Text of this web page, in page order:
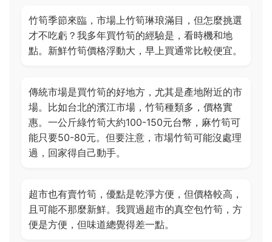
竹筍季節來臨，市場上竹筍琳琅滿目，但怎麼挑選
才不吃虧？我多年買竹筍的經驗是，看時機和地
點。新鮮竹筍價格浮動大，早上買通常比較便宜。
傳統市場是買竹筍的好地方，尤其是產地附近的市
場。比如台北的濱江市場，竹筍種類多，價格實
惠。一公斤綠竹筍大約100-150元台幣，麻竹筍可
能只要50-80元。但要注意，市場竹筍可能沒處理
過，回家得自己動手。
超市也有賣竹筍，優點是乾淨方便，但價格較高，
且可能不那麼新鮮。我買過超市的真空包竹筍，方
便是方便，但味道總覺得差一點。